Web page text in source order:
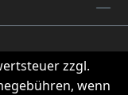
zzgl.
wenn